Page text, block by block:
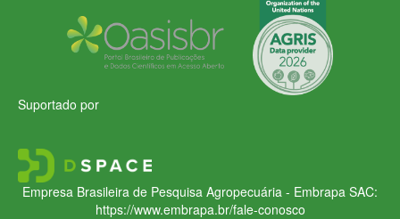
Suportado por
Empresa Brasileira de Pesquisa Agropecuária - Embrapa SAC:
https://www.embrapa.br/fale-conosco